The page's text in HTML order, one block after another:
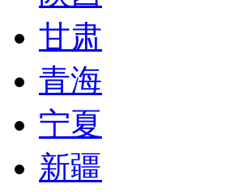
甘肃
青海
宁夏
新疆